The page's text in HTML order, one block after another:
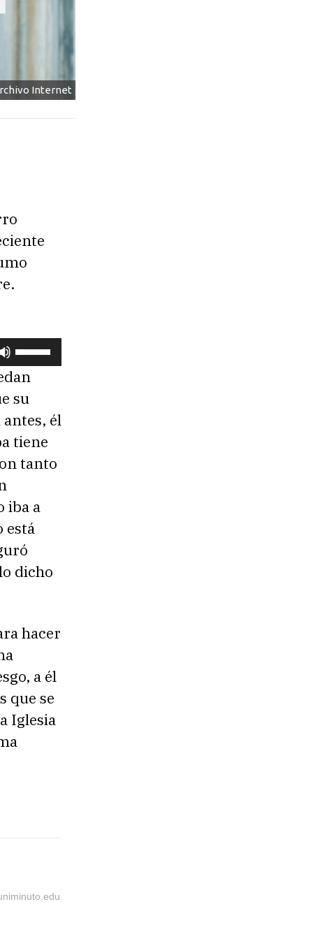
Internet
U
t
i
z
l
l
s
d
e
f
su
él
tiene
tanto
iba a
está
dicho
hacer
a él
que se
Iglesia